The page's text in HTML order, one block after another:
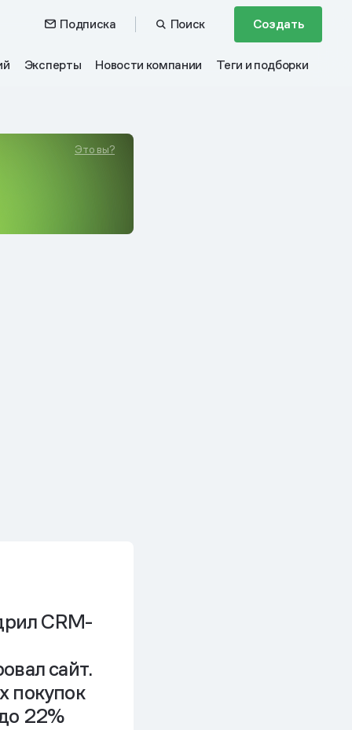
Подписка Поиск Создать
Эксперты Новости компании Теги и подборки
Это вы?
CRM-
сайт.
покупок
22%